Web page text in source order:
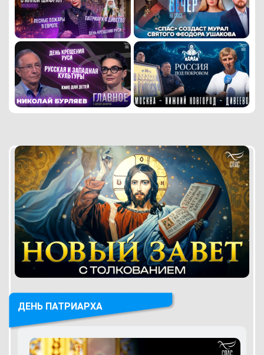
ДЕНЬ ПАТРИАРХА